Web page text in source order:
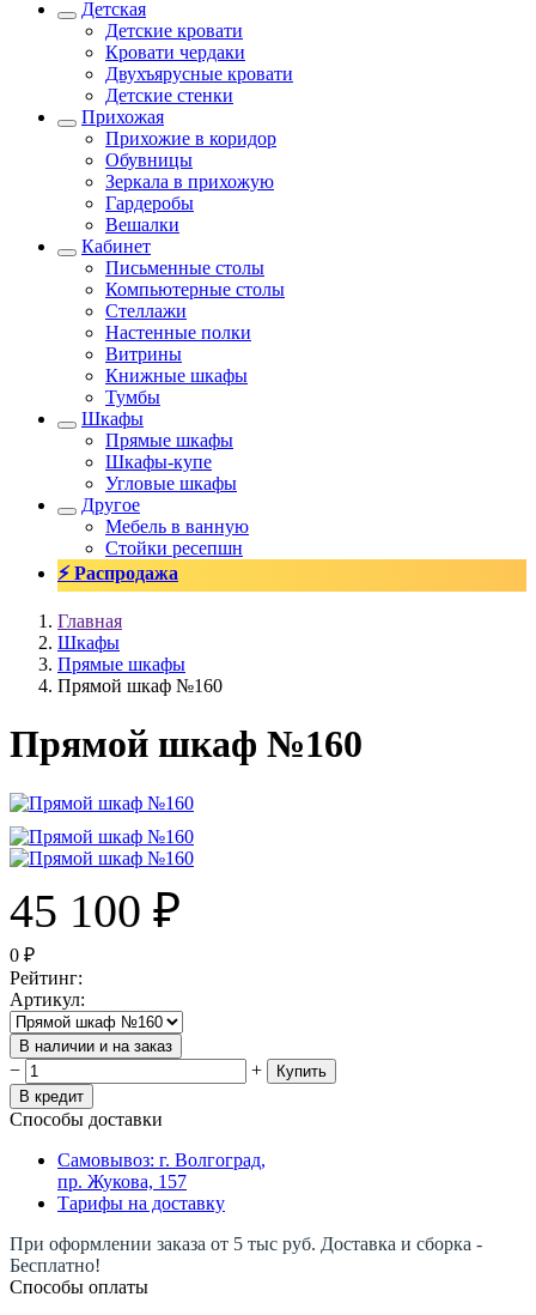
Детская
Детские кровати
Кровати чердаки
Двухъярусные кровати
Детские стенки
Прихожая
Прихожие в коридор
Обувницы
Зеркала в прихожую
Гардеробы
Вешалки
Кабинет
Письменные столы
Компьютерные столы
Стеллажи
Настенные полки
Витрины
Книжные шкафы
Тумбы
Шкафы
Прямые шкафы
Шкафы-купе
Угловые шкафы
Другое
Мебель в ванную
Стойки ресепшн
⚡ Распродажа
Главная
Шкафы
Прямые шкафы
Прямой шкаф №160
Прямой шкаф №160
45 100 ₽
0 ₽
Рейтинг:
Артикул:
В наличии и на заказ
− +
Купить
В кредит
Способы доставки
Самовывоз: г. Волгоград,
пр. Жукова, 157
Тарифы на доставку
При оформлении заказа от 5 тыс руб. Доставка и сборка -
Бесплатно!
Способы оплаты